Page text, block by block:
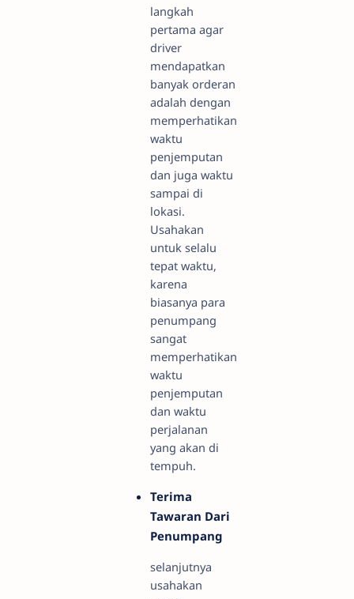
langkah
pertama agar
driver
mendapatkan
banyak orderan
adalah dengan
memperhatikan
waktu
penjemputan
dan juga waktu
sampai di
lokasi.
Usahakan
untuk selalu
tepat waktu,
karena
biasanya para
penumpang
sangat
memperhatikan
waktu
penjemputan
dan waktu
perjalanan
yang akan di
tempuh.
Terima
Tawaran Dari
Penumpang
selanjutnya
usahakan